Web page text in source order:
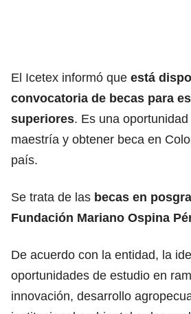
El Icetex informó que está
convocatoria de becas para
superiores. Es una
maestría y obtener beca en
país.
Se trata de las becas en
Fundación Mariano Ospina
De acuerdo con la entidad, la
oportunidades de estudio en
innovación, desarrollo